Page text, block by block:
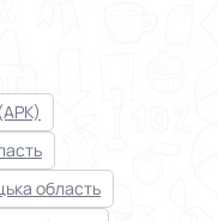
область